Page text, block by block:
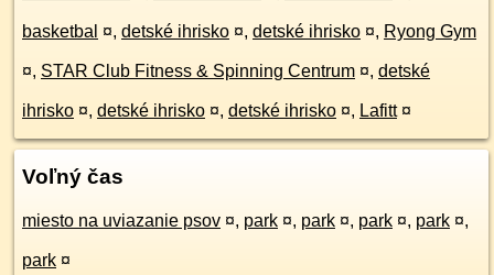
basketbal ¤, detské ihrisko ¤, detské ihrisko ¤, Ryong Gym
¤, STAR Club Fitness & Spinning Centrum ¤, detské
ihrisko ¤, detské ihrisko ¤, detské ihrisko ¤, Lafitt ¤
Voľný čas
miesto na uviazanie psov ¤, park ¤, park ¤, park ¤, park ¤,
park ¤